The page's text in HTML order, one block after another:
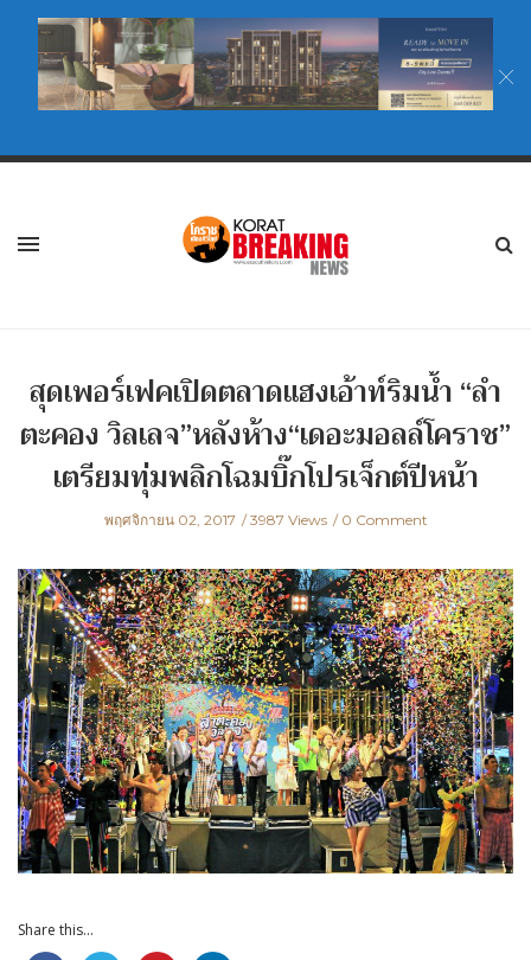
สุดเพอร์เฟคเปิดตลาดแฮงเอ้าท์ริมน้ำ “ลำ
ตะคอง วิลเลจ”หลังห้าง“เดอะมอลล์โคราช”
เตรียมทุ่มพลิกโฉมบิ๊กโปรเจ็กต์ปีหน้า
พฤศจิกายน 02, 2017 3987 Views 0 Comment
Share this...